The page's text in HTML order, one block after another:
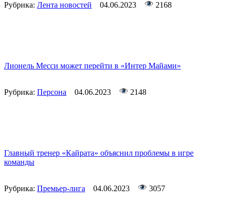
Рубрика: Лента новостей 04.06.2023 2168
Лионель Месси может перейти в «Интер Майами»
Рубрика: Персона 04.06.2023 2148
Главный тренер «Кайрата» объяснил проблемы в игре
команды
Рубрика: Премьер-лига 04.06.2023 3057